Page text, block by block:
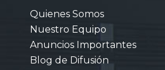
Quienes Somos
Nuestro Equipo
Anuncios Importantes
Blog de Difusión